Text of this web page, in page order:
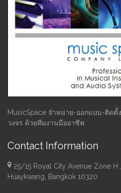
MusicSpace จำหน่าย-ออกแบบ-ติด
วงจร ด้วยทีมงานมืออาชีพ
Contact Information
25/15 Royal City Avenue Zone H
Huaykwang, Bangkok 10320